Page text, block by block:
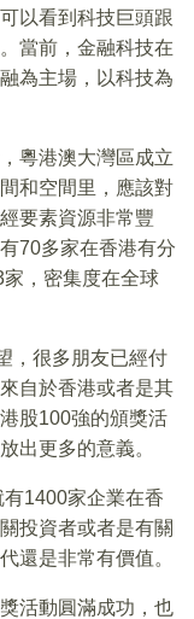
以看到科技巨頭跟
當前，金融科技在
為主場，以科技為
粵港澳大灣區成立
和空間里，應該對
要素資源非常豐
70多家在香港有分
，密集度在全球
，很多朋友已經付
自於香港或者是其
股100強的頒獎活
出更多的意義。
1400家企業在香
投資者或者是有關
還是非常有價值。
活動圓滿成功，也